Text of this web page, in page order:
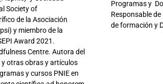
Society of
de la Asociación
y miembro de la
Award 2021.
Centre. Autora del
y otras obras y artículos
y cursos PNIE en
Programas y
Responsable
de formación y